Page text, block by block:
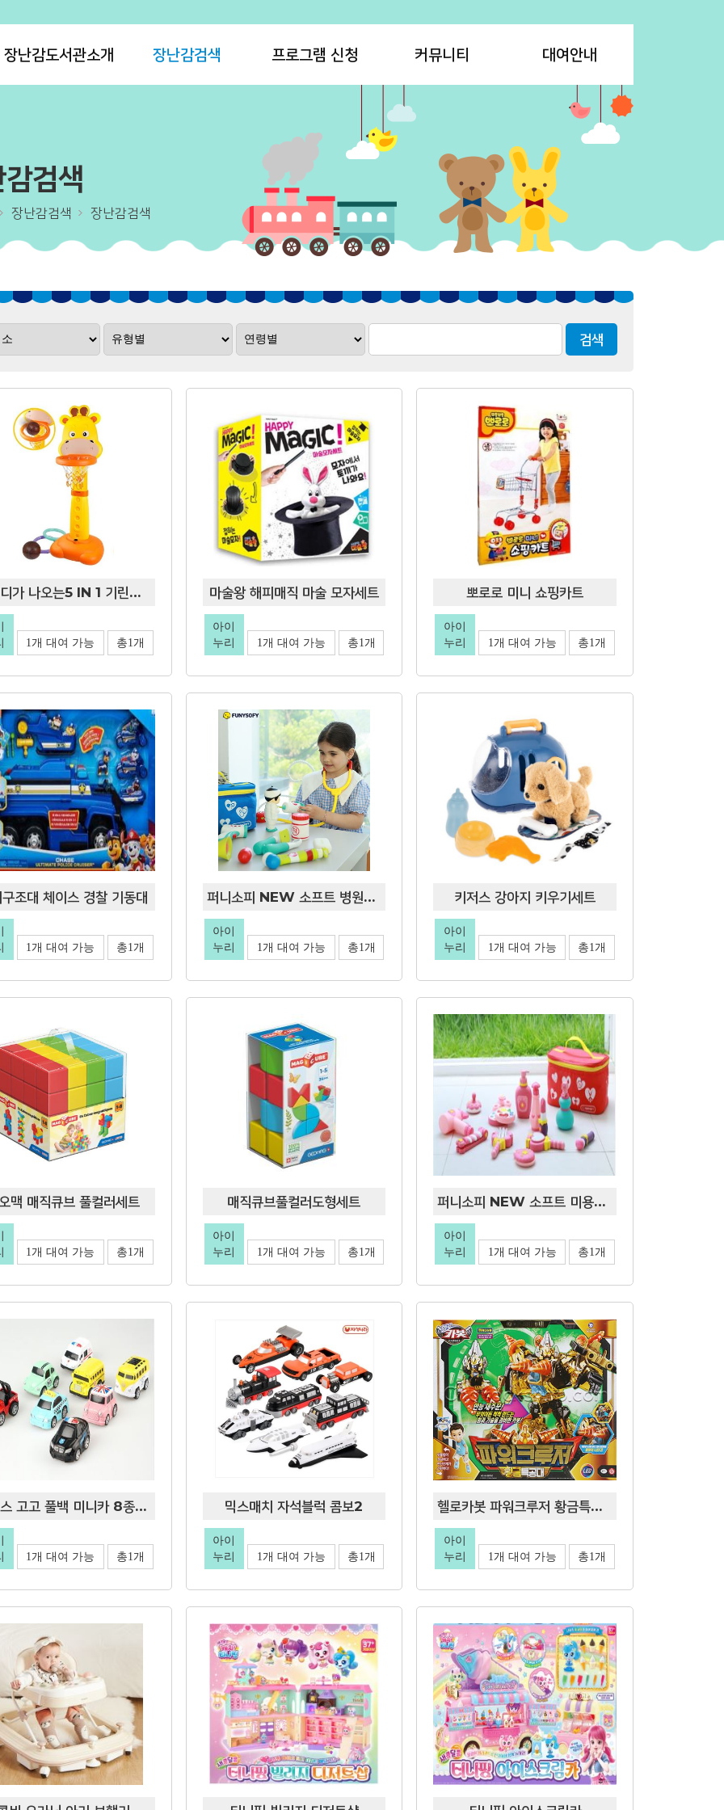
장난감도서관소개 장난감검색 프로그램 신청 커뮤니티 대여안내
검색
장난감검색 장난감검색
멜로디가 나오는5 IN 1 기린이 농구대
1개 대여 가능 총1개
마술왕 해피매직 마술 모자세트
아이
누리
1개 대여 가능 총1개
뽀로로 미니 쇼핑카트
아이
누리
1개 대여 가능 총1개
조대 체이스 경찰 기동대
1개 대여 가능 총1개
퍼니소피 NEW 소프트 병원놀이13종
아이
누리
1개 대여 가능 총1개
키저스 강아지 키우기세트
아이
누리
1개 대여 가능 총1개
맥 매직큐브 풀컬러세트
1개 대여 가능 총1개
매직큐브풀컬러도형세트
아이
누리
1개 대여 가능 총1개
퍼니소피 NEW 소프트 미용놀이13종
아이
누리
1개 대여 가능 총1개
키저스 고고 풀백 미니카 8종세트
1개 대여 가능 총1개
믹스매치 자석블럭 콤보2
아이
누리
1개 대여 가능 총1개
헬로카봇 파워크루저 황금특공대
아이
누리
1개 대여 가능 총1개